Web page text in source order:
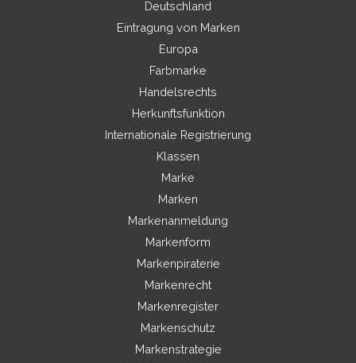
Deutschland
Eintragung von Marken
Europa
Farbmarke
Handelsrechts
Herkunftsfunktion
Internationale Registrierung
Klassen
Marke
Marken
Markenanmeldung
Markenform
Markenpiraterie
Markenrecht
Markenregister
Markenschutz
Markenstrategie